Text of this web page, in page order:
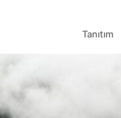
Tanıtım